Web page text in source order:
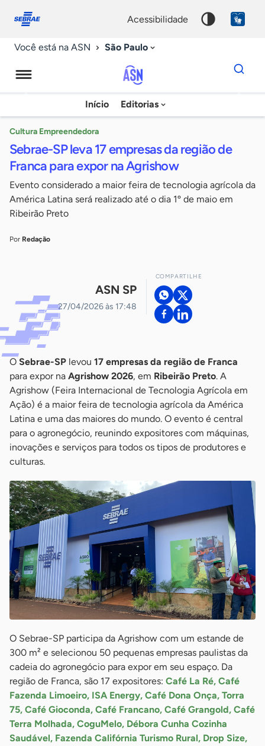
conosco
acessibilidade
Você está na ASN São Paulo
Agência
Sebrae
Notícias
Início Editorias
Dados
para
chave
Cultura Empreendedora
Sebrae-SP leva 17 empresas da região de
Franca para expor na Agrishow
Evento considerado a maior feira de tecnologia agrícola da
América Latina será realizado até o dia 1º de maio em
Ribeirão Preto
Por Redação
ASN SP
27/04/2026 às 17:48
COMPARTILHE
O Sebrae-SP levou 17 empresas da região de Franca
para expor na Agrishow 2026, em Ribeirão Preto. A
Agrishow (Feira Internacional de Tecnologia Agrícola em
Ação) é a maior feira de tecnologia agrícola da América
Latina e uma das maiores do mundo. O evento é central
para o agronegócio, reunindo expositores com máquinas,
inovações e serviços para todos os tipos de produtores e
culturas.
O Sebrae-SP participa da Agrishow com um estande de
300 m² e selecionou 50 pequenas empresas paulistas da
cadeia do agronegócio para expor em seu espaço. Da
região de Franca, são 17 expositores: Café La Ré, Café
Fazenda Limoeiro, ISA Energy, Café Dona Onça, Torra
75, Café Gioconda, Café Francano, Café Grangold, Café
Terra Molhada, CoguMelo, Débora Cunha Cozinha
Saudável, Fazenda Califórnia Turismo Rural, Drop Size,